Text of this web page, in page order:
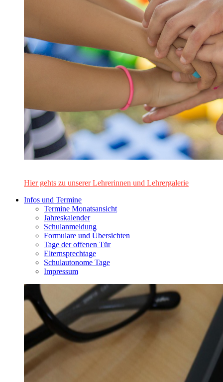
Hier gehts zu unserer Lehrerinnen und Lehrergalerie
Infos und Termine
Termine Monatsansicht
Jahreskalender
Schulanmeldung
Formulare und Übersichten
Tage der offenen Tür
Elternsprechtage
Schulautonome Tage
Impressum